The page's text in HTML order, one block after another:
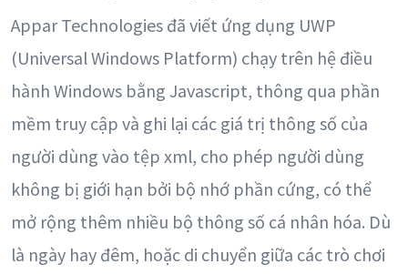
Appar Technologies đã viết ứng dụng UWP
(Universal Windows Platform) chạy trên hệ điều
hành Windows bằng Javascript, thông qua phần
mềm truy cập và ghi lại các giá trị thông số của
người dùng vào tệp xml, cho phép người dùng
không bị giới hạn bởi bộ nhớ phần cứng, có thể
mở rộng thêm nhiều bộ thông số cá nhân hóa. Dù
là ngày hay đêm, hoặc di chuyển giữa các trò chơi